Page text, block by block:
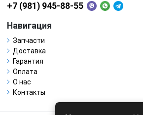
+7 (981) 945-88-55
Навигация
Запчасти
Доставка
Гарантия
Оплата
О нас
Контакты